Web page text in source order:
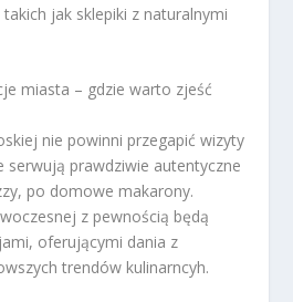
jak sklepiki z naturalnymi
miasta – gdzie warto zjeść
nie powinni przegapić wizyty
serwują prawdziwie autentyczne
po domowe makarony.
z pewnością będą
oferującymi dania z
trendów kulinarncyh.